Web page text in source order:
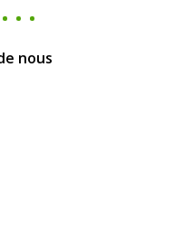
nous